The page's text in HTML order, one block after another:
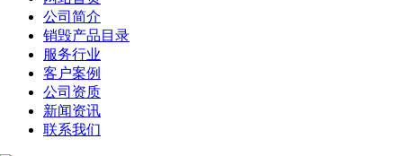
公司简介
销毁产品目录
服务行业
客户案例
公司资质
新闻资讯
联系我们